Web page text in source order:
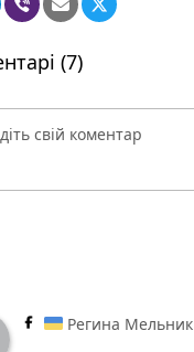
(7)
Регина Мельник